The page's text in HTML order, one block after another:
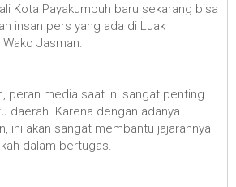
Kota Payakumbuh baru sekarang bisa
insan pers yang ada di Luak
Jasman.
peran media saat ini sangat penting
daerah. Karena dengan adanya
ini akan sangat membantu jajarannya
dalam bertugas.